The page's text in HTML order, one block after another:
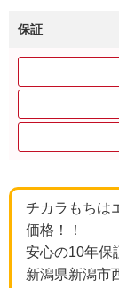
保証
チカラもちは
価格！！
安心の10年保
新潟県新潟市